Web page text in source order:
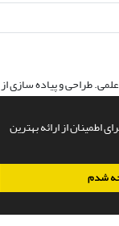
اطمینان از ارائه بهترین
شدم
طراحی و پیاده سازی از